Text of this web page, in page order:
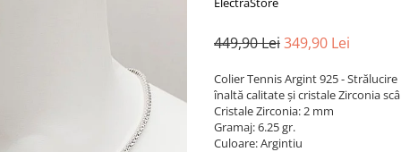
449,90 Lei349,90 Lei
Colier Tennis Argint 925 -
înaltă calitate și cristale Zirconia
Cristale Zirconia: 2 mm
Gramaj: 6.25 gr.
Culoare: Argintiu